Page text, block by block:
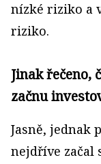
nízké riziko a
riziko.
Jinak řečeno,
začnu
Jasně, jednak
nejdříve začal